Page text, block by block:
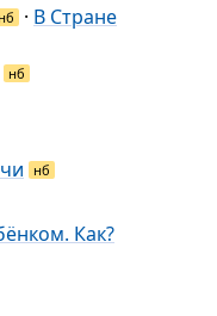
нб · В Стране
нб
нб
Как?